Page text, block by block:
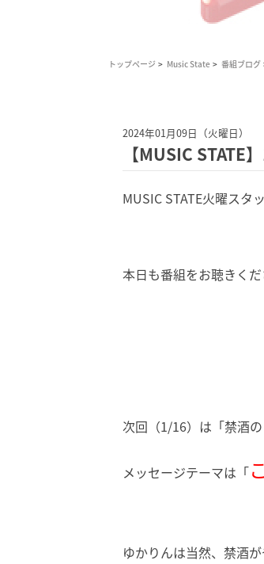
トップページ Music State 番組ブログ
2024年01月09日（火曜日）
【MUSIC STATE
MUSIC STATE火曜スタ
本日も番組をお聴きく
次回（1/16）は「禁酒の
メッセージテーマは「
ゆかりんは当然、禁酒